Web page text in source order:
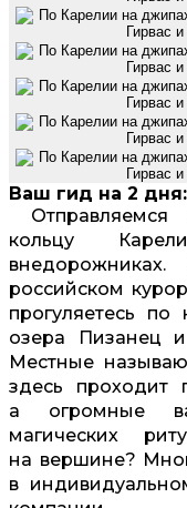
Ваш гид на 2
кольцу
российском
прогуляетесь по
озера Пизанец
Местные
здесь проходит
а огромные
магических
на вершине?
в